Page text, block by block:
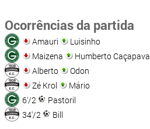
Ocorrências da partida
Amauri
Luisinho
Maizena
Humberto Caçapava
Alberto
Odon
Zé Krol
Mário
6'/2
Pastoril
34'/2
Bill